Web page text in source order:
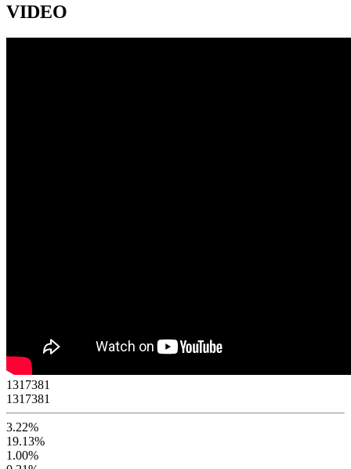
VIDEO
1317381
1317381
3.22%
19.13%
1.00%